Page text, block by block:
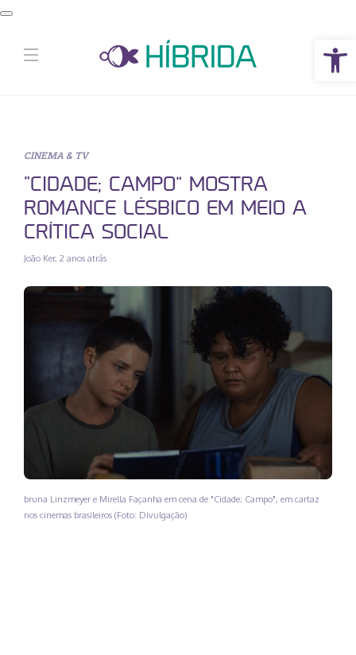
Abrir a barra de ferramentas
CINEMA & TV
“CIDADE; CAMPO” MOSTRA
ROMANCE LÉSBICO EM MEIO A
CRÍTICA SOCIAL
João Ker, 2 anos atrás
bruna Linzmeyer e Mirella Façanha em cena de "Cidade; Campo", em cartaz
nos cinemas brasileiros (Foto: Divulgação)